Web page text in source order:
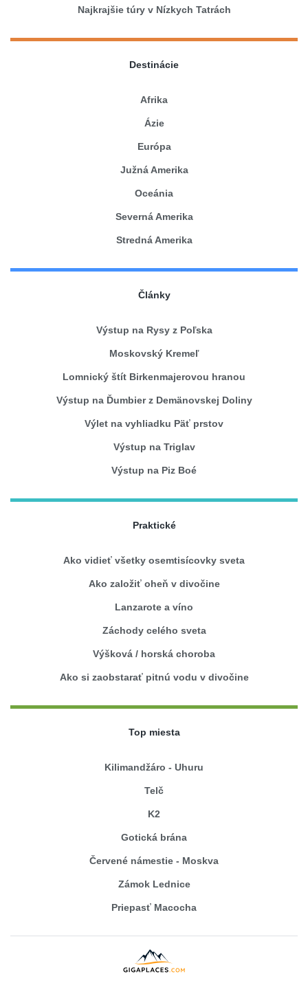
Najkrajšie túry v Nízkych Tatrách
Destinácie
Afrika
Ázie
Európa
Južná Amerika
Oceánia
Severná Amerika
Stredná Amerika
Články
Výstup na Rysy z Poľska
Moskovský Kremeľ
Lomnický štít Birkenmajerovou hranou
Výstup na Ďumbier z Demänovskej Doliny
Výlet na vyhliadku Päť prstov
Výstup na Triglav
Výstup na Piz Boé
Praktické
Ako vidieť všetky osemtisícovky sveta
Ako založiť oheň v divočine
Lanzarote a víno
Záchody celého sveta
Výšková / horská choroba
Ako si zaobstarať pitnú vodu v divočine
Top miesta
Kilimandžáro - Uhuru
Telč
K2
Gotická brána
Červené námestie - Moskva
Zámok Lednice
Priepasť Macocha